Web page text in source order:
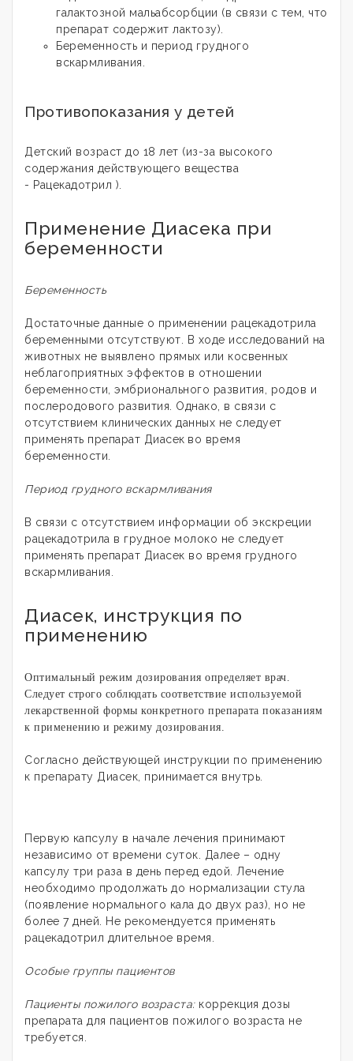
галактозной мальабсорбции (в связи с тем, что
препарат содержит лактозу).
Беременность и период грудного
вскармливания.
Противопоказания у детей
Детский возраст до 18 лет (из-за высокого
содержания действующего вещества
- Рацекадотрил ).
Применение Диасека при
беременности
Беременность
Достаточные данные о применении рацекадотрила
беременными отсутствуют. В ходе исследований на
животных не выявлено прямых или косвенных
неблагоприятных эффектов в отношении
беременности, эмбрионального развития, родов и
послеродового развития. Однако, в связи с
отсутствием клинических данных не следует
применять препарат Диасек во время
беременности.
Период грудного вскармливания
В связи с отсутствием информации об экскреции
рацекадотрила в грудное молоко не следует
применять препарат Диасек во время грудного
вскармливания.
Диасек, инструкция по
применению
Оптимальный режим дозирования определяет врач.
Следует строго соблюдать соответствие используемой
лекарственной формы конкретного препарата показаниям
к применению и режиму дозирования.
Согласно действующей инструкции по применению
к препарату Диасек, принимается внутрь.
Первую капсулу в начале лечения принимают
независимо от времени суток. Далее – одну
капсулу три раза в день перед едой. Лечение
необходимо продолжать до нормализации стула
(появление нормального кала до двух раз), но не
более 7 дней. Не рекомендуется применять
рацекадотрил длительное время.
Особые группы пациентов
Пациенты пожилого возраста:коррекция дозы
препарата для пациентов пожилого возраста не
требуется.